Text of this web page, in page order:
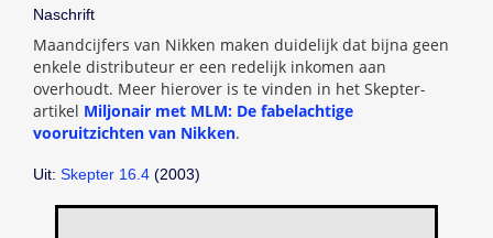
Naschrift
Maandcijfers van Nikken maken duidelijk dat bijna geen
enkele distributeur er een redelijk inkomen aan
overhoudt. Meer hierover is te vinden in het Skepter-
artikel Miljonair met MLM: De fabelachtige
vooruitzichten van Nikken.
Uit: Skepter 16.4 (2003)